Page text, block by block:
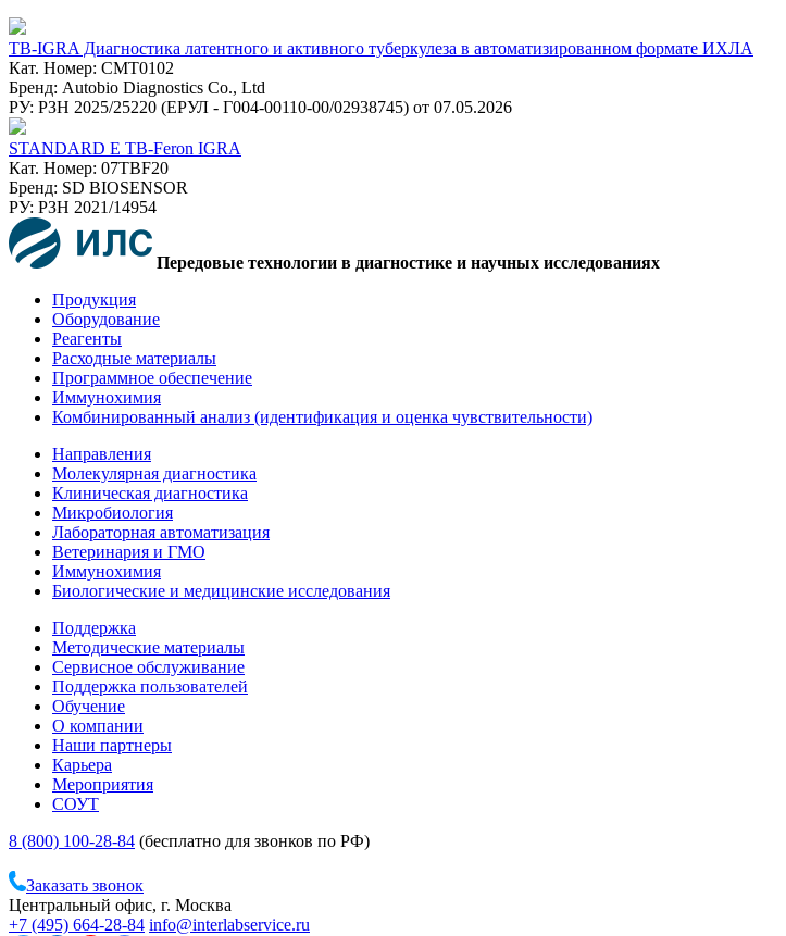
TB-IGRA Диагностика латентного и активного туберкулеза в автоматизированном формате ИХЛА
Кат. Номер: CMT0102
Бренд: Autobio Diagnostics Co., Ltd
РУ: РЗН 2025/25220 (ЕРУЛ - Г004-00110-00/02938745) от 07.05.2026
STANDARD Е TB-Feron IGRA
Кат. Номер: 07TBF20
Бренд: SD BIOSENSOR
РУ: РЗН 2021/14954
Передовые технологии в диагностике и научных исследованиях
Продукция
Оборудование
Реагенты
Расходные материалы
Программное обеспечение
Иммунохимия
Комбинированный анализ (идентификация и оценка чувствительности)
Направления
Молекулярная диагностика
Клиническая диагностика
Микробиология
Лабораторная автоматизация
Ветеринария и ГМО
Иммунохимия
Биологические и медицинские исследования
Поддержка
Методические материалы
Сервисное обслуживание
Поддержка пользователей
Обучение
О компании
Наши партнеры
Карьера
Мероприятия
СОУТ
8 (800) 100-28-84 (бесплатно для звонков по РФ)
Заказать звонок
Центральный офис, г. Москва
+7 (495) 664-28-84 info@interlabservice.ru